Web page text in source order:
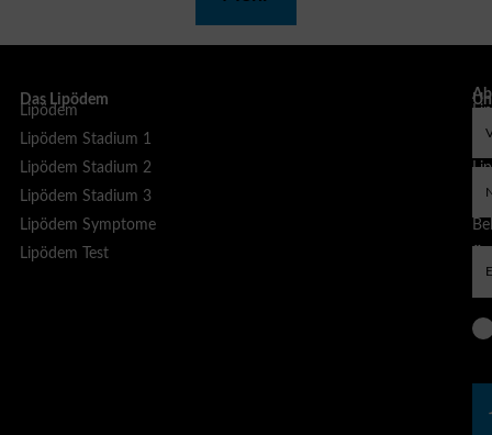
Das Lipödem
Lipödem
Lipödem Stadium 1
Lipödem Stadium 2
Lipödem Stadium 3
Lipödem Symptome
Lipödem Test